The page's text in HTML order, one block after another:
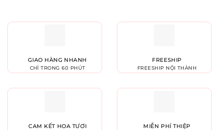
GIAO HÀNG NHANH
CHỈ TRONG 60 PHÚT
FREESHIP
FREESHIP NỘI THÀNH
CAM KẾT HOA TƯƠI MIỄN PHÍ THIỆP